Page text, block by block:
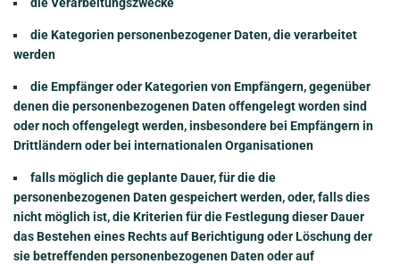
die Verarbeitungszwecke
die Kategorien personenbezogener Daten, die verarbeitet
werden
die Empfänger oder Kategorien von Empfängern, gegenüber
denen die personenbezogenen Daten offengelegt worden sind
oder noch offengelegt werden, insbesondere bei Empfängern in
Drittländern oder bei internationalen Organisationen
falls möglich die geplante Dauer, für die die
personenbezogenen Daten gespeichert werden, oder, falls dies
nicht möglich ist, die Kriterien für die Festlegung dieser Dauer
das Bestehen eines Rechts auf Berichtigung oder Löschung der
sie betreffenden personenbezogenen Daten oder auf